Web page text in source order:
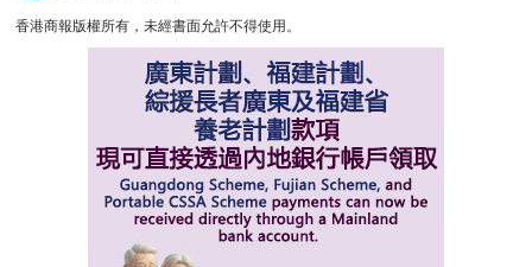
香港商報版權所有，未經書面允許不得使用。